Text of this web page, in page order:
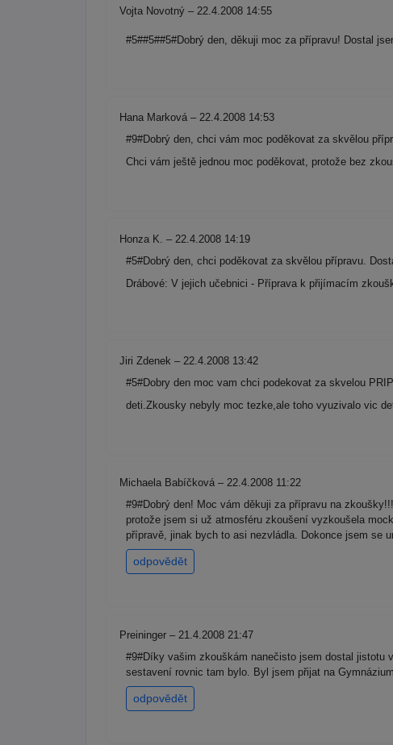
Vojta Novotný – 22.4.2008 14:55
#5##5##5#Dobrý den, děkuji moc za přípravu! Dostal
Hana Marková – 22.4.2008 14:53
#9#Dobrý den, chci vám moc poděkovat za skvělou
Chci vám ještě jednou moc poděkovat, protože bez
Honza K. – 22.4.2008 14:19
#5#Dobrý den, chci poděkovat za skvělou přípravu.
Drábové: V jejich učebnici - Příprava k přijímacím
Jiri Zdenek – 22.4.2008 13:42
#5#Dobry den moc vam chci podekovat za skvelou
deti.Zkousky nebyly moc tezke,ale toho vyuzivalo vic
Michaela Babíčková – 22.4.2008 11:22
#9#Dobrý den! Moc vám děkuji za přípravu na
protože jsem si už atmosféru zkoušení vyzkoušela
přípravě, jinak bych to asi nezvládla. Dokonce jsem se
odpovědět
Preininger – 21.4.2008 21:47
#9#Díky vašim zkouškám nanečisto jsem dostal jistotu
sestavení rovnic tam bylo. Byl jsem přijat na
odpovědět